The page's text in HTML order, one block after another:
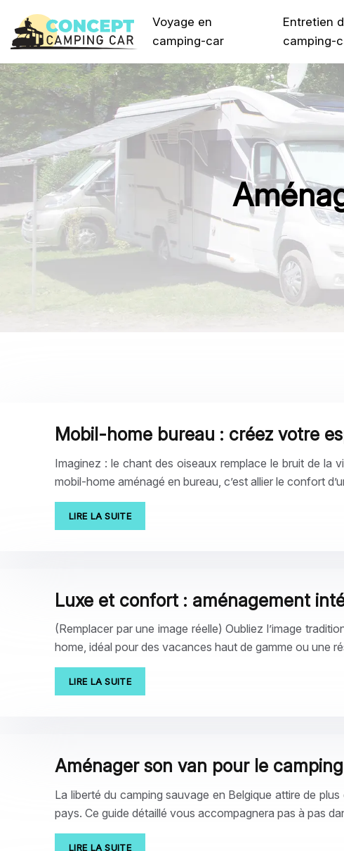
Voyage en
camping-car
Entretien
camping-
Mobil-home bureau : créez votre
Imaginez : le chant des oiseaux remplace le bruit de la
mobil-home aménagé en bureau, c’est allier le confort
LIRE LA SUITE
Luxe et confort : aménagement
(Remplacer par une image réelle) Oubliez l’image
home, idéal pour des vacances haut de gamme ou une
LIRE LA SUITE
Aménager son van pour le
La liberté du camping sauvage en Belgique attire de
pays. Ce guide détaillé vous accompagnera pas à pas
LIRE LA SUITE